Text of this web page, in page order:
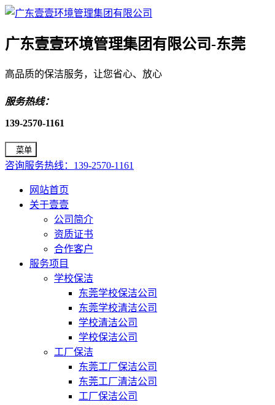
广东壹壹环境管理集团有限公司-东莞
高品质的保洁服务，让您省心、放心
服务热线：
139-2570-1161
菜单
咨询服务热线：139-2570-1161
网站首页
关于壹壹
公司简介
资质证书
合作客户
服务项目
学校保洁
东莞学校保洁公司
东莞学校清洁公司
学校清洁公司
学校保洁公司
工厂保洁
东莞工厂保洁公司
东莞工厂清洁公司
工厂保洁公司